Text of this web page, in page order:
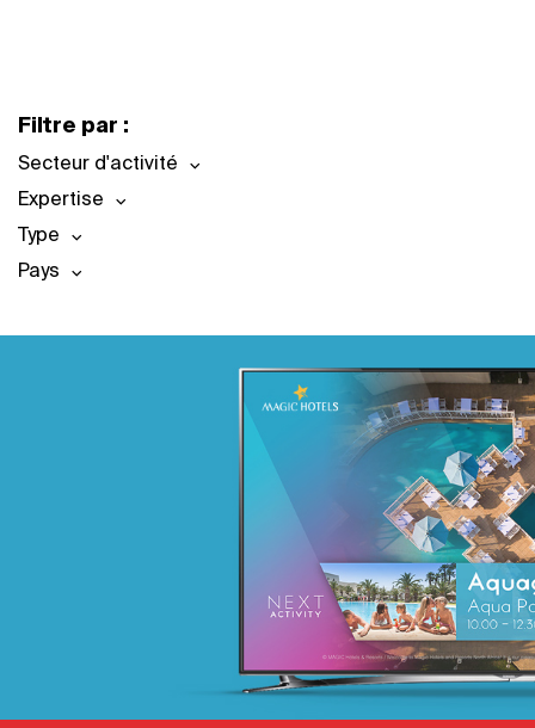
Filtre par :
Secteur d'activité
Expertise
Type
Pays